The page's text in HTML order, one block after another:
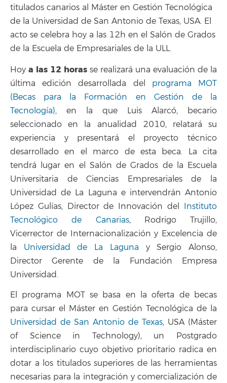
titulados canarios al Máster en Gestión Tecnológica
de la Universidad de San Antonio de Texas, USA. El
acto se celebra hoy a las 12h en el Salón de Grados
de la Escuela de Empresariales de la ULL.
Hoy a las 12 horas se realizará una evaluación de la
última edición desarrollada del programa MOT
(Becas para la Formación en Gestión de la
Tecnología), en la que Luis Alarcó, becario
seleccionado en la anualidad 2010, relatará su
experiencia y presentará el proyecto técnico
desarrollado en el marco de esta beca. La cita
tendrá lugar en el Salón de Grados de la Escuela
Universitaria de Ciencias Empresariales de la
Universidad de La Laguna e intervendrán Antonio
López Gulías, Director de Innovación del Instituto
Tecnológico de Canarias, Rodrigo Trujillo,
Vicerrector de Internacionalización y Excelencia de
la Universidad de La Laguna y Sergio Alonso,
Director Gerente de la Fundación Empresa
Universidad.
El programa MOT se basa en la oferta de becas
para cursar el Máster en Gestión Tecnológica de la
Universidad de San Antonio de Texas, USA (Máster
of Science in Technology), un Postgrado
interdisciplinario cuyo objetivo prioritario radica en
dotar a los titulados superiores de las herramientas
necesarias para la integración y comercialización de